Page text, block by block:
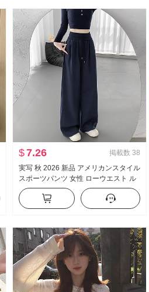
$7.26 掲載数 38
実写 秋 2026 新品 アメリカンスタイル
スポーツパンツ 女性 ローウエスト ル
ーズフィット ルーズ ワイド 脚 カジュ
アル ガード ズボン ワイドパンツ サブ